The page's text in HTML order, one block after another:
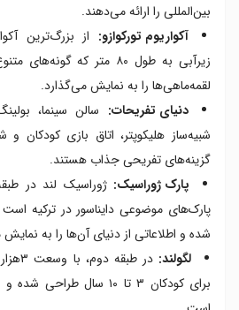
بین‌المللی را ارائه می‌دهند.
آکواریوم تورکوازو: از بزرگ‌ترین
زیرآبی به طول ۸۰ متر که
لقمه‌ماهی‌ها را به نمایش می‌گذارد.
دنیای تفریحات: سالن سینما،
شبیه‌ساز هلیکوپتر، اتاق بازی کودکان
گزینه‌های تفریحی جذاب هستند.
پارک ژوراسیک: ژوراسیک لند در
شده و اطلاعاتی از دنیای آن‌ها را به
لگولند:
در